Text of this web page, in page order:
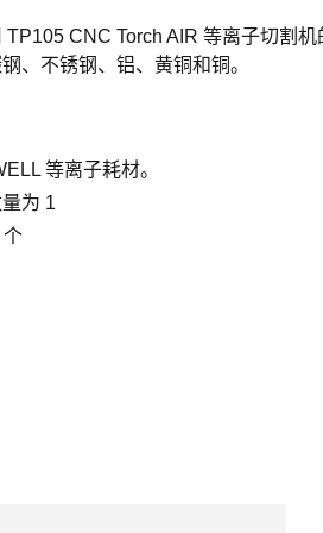
TP105 CNC Torch AIR 等离子切割
、不锈钢、铝、黄铜和铜。
等离子耗材。
为 1
个